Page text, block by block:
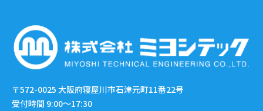
〒572-0025 大阪府寝屋川市石津元町11番22号
受付時間 9:00〜17:30